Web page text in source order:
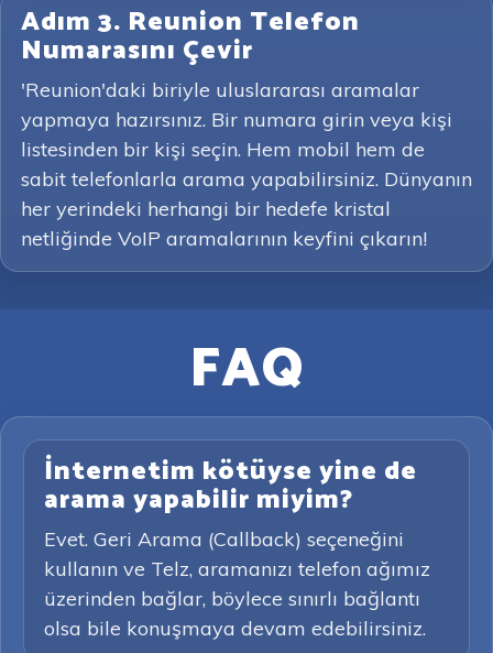
Adım 3. Reunion Telefon
Numarasını Çevir
'Reunion'daki biriyle uluslararası aramalar
yapmaya hazırsınız. Bir numara girin veya kişi
listesinden bir kişi seçin. Hem mobil hem de
sabit telefonlarla arama yapabilirsiniz. Dünyanın
her yerindeki herhangi bir hedefe kristal
netliğinde VoIP aramalarının keyfini çıkarın!
FAQ
İnternetim kötüyse yine de
arama yapabilir miyim?
Evet. Geri Arama (Callback) seçeneğini
kullanın ve Telz, aramanızı telefon ağımız
üzerinden bağlar, böylece sınırlı bağlantı
olsa bile konuşmaya devam edebilirsiniz.